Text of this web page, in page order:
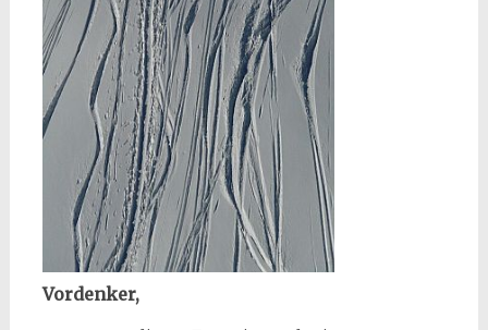
Vordenker,